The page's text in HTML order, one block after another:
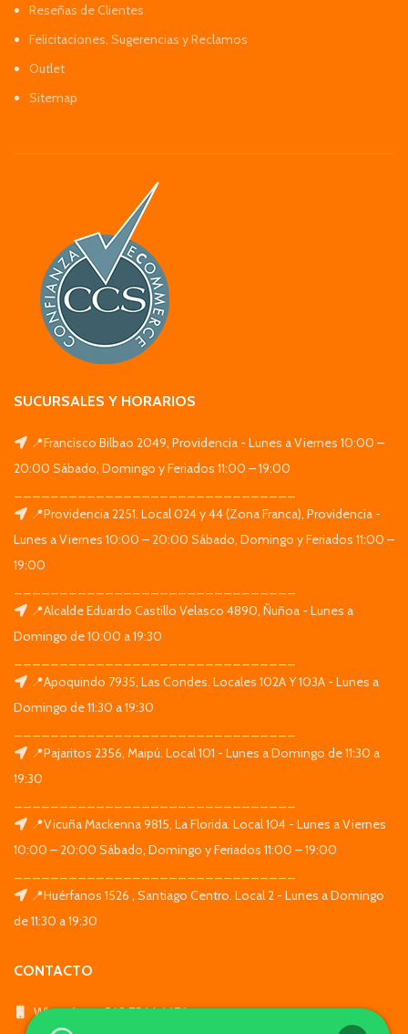
Reseñas de Clientes
Felicitaciones, Sugerencias y Reclamos
Outlet
Sitemap
SUCURSALES Y HORARIOS
📍Francisco Bilbao 2049, Providencia - Lunes a Viernes 10:00 –
20:00 Sábado, Domingo y Feriados 11:00 – 19:00
📍Providencia 2251. Local 024 y 44 (Zona Franca), Providencia -
Lunes a Viernes 10:00 – 20:00 Sábado, Domingo y Feriados 11:00 –
19:00
📍Alcalde Eduardo Castillo Velasco 4890, Ñuñoa - Lunes a
Domingo de 10:00 a 19:30
📍Apoquindo 7935, Las Condes. Locales 102A Y 103A - Lunes a
Domingo de 11:30 a 19:30
📍Pajaritos 2356, Maipú. Local 101 - Lunes a Domingo de 11:30 a
19:30
📍Vicuña Mackenna 9815, La Florida. Local 104 - Lunes a Viernes
10:00 – 20:00 Sábado, Domingo y Feriados 11:00 – 19:00
📍Huérfanos 1526 , Santiago Centro. Local 2 - Lunes a Domingo
de 11:30 a 19:30
CONTACTO
WhatsApp: +569 7564 4676